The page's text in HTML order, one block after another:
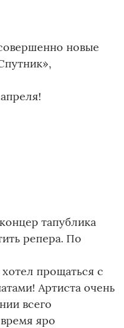
новые
тапублика
репера. По
прощаться с
Артиста очень
всего
яро